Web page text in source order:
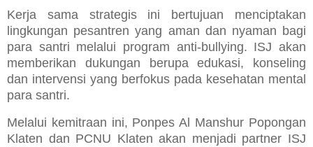
Kerja sama strategis ini bertujuan menciptakan
lingkungan pesantren yang aman dan nyaman bagi
para santri melalui program anti-bullying. ISJ akan
memberikan dukungan berupa edukasi, konseling
dan intervensi yang berfokus pada kesehatan mental
para santri.
Melalui kemitraan ini, Ponpes Al Manshur Popongan
Klaten dan PCNU Klaten akan menjadi partner ISJ